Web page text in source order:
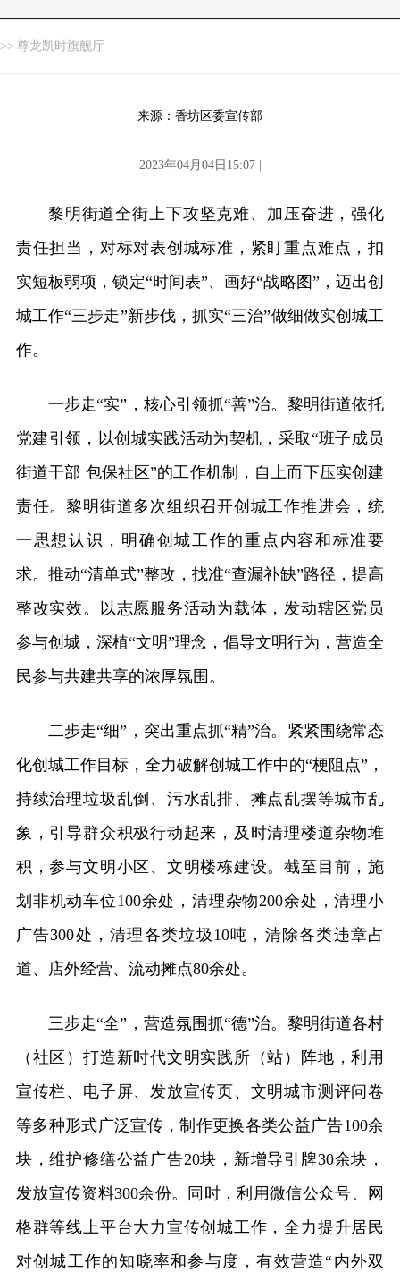
>> 尊龙凯时旗舰厅
来源：香坊区委宣传部
2023年04月04日15:07 |
黎明街道全街上下攻坚克难、加压奋进，强化
责任担当，对标对表创城标准，紧盯重点难点，扣
实短板弱项，锁定“时间表”、画好“战略图”，迈出创
城工作“三步走”新步伐，抓实“三治”做细做实创城工
作。
一步走“实”，核心引领抓“善”治。黎明街道依托
党建引领，以创城实践活动为契机，采取“班子成员
街道干部 包保社区”的工作机制，自上而下压实创建
责任。黎明街道多次组织召开创城工作推进会，统
一思想认识，明确创城工作的重点内容和标准要
求。推动“清单式”整改，找准“查漏补缺”路径，提高
整改实效。以志愿服务活动为载体，发动辖区党员
参与创城，深植“文明”理念，倡导文明行为，营造全
民参与共建共享的浓厚氛围。
二步走“细”，突出重点抓“精”治。紧紧围绕常态
化创城工作目标，全力破解创城工作中的“梗阻点”，
持续治理垃圾乱倒、污水乱排、摊点乱摆等城市乱
象，引导群众积极行动起来，及时清理楼道杂物堆
积，参与文明小区、文明楼栋建设。截至目前，施
划非机动车位100余处，清理杂物200余处，清理小
广告300处，清理各类垃圾10吨，清除各类违章占
道、店外经营、流动摊点80余处。
三步走“全”，营造氛围抓“德”治。黎明街道各村
（社区）打造新时代文明实践所（站）阵地，利用
宣传栏、电子屏、发放宣传页、文明城市测评问卷
等多种形式广泛宣传，制作更换各类公益广告100余
块，维护修缮公益广告20块，新增导引牌30余块，
发放宣传资料300余份。同时，利用微信公众号、网
格群等线上平台大力宣传创城工作，全力提升居民
对创城工作的知晓率和参与度，有效营造“内外双